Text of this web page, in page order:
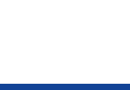
円 37,294円